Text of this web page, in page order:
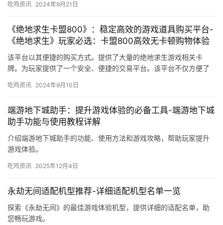
吃鸡资讯 2024年9月21日
《绝地求生卡盟800》：稳定高效的游戏道具购买平台-
《绝地求生》玩家必选：卡盟800高效无卡顿购物体验
该平台以其便捷的购买方式。提供了大量的绝地求生游戏相关卡
牌。为玩家提供了一个安全、便捷的交易平台。该平台不仅方便了
吃鸡资讯 2024年9月10日
端游地下城助手：提升游戏体验的必备工具-端游地下城
助手功能与使用教程详解
介绍端游地下城助手的功能、使用方法和游戏攻略，帮助玩家提升
游戏体验。
吃鸡资讯 2025年12月4日
永劫无间适配机型推荐-详细适配机型名单一览
探索《永劫无间》的最佳游戏体验机型，提供详细的适配名单，助
您畅玩游戏。